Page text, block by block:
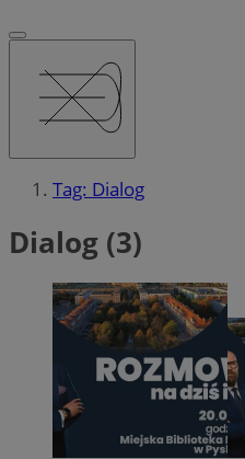
Tag: Dialog
Dialog (3)